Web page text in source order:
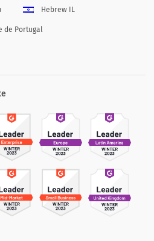
Hebrew IL
de Portugal